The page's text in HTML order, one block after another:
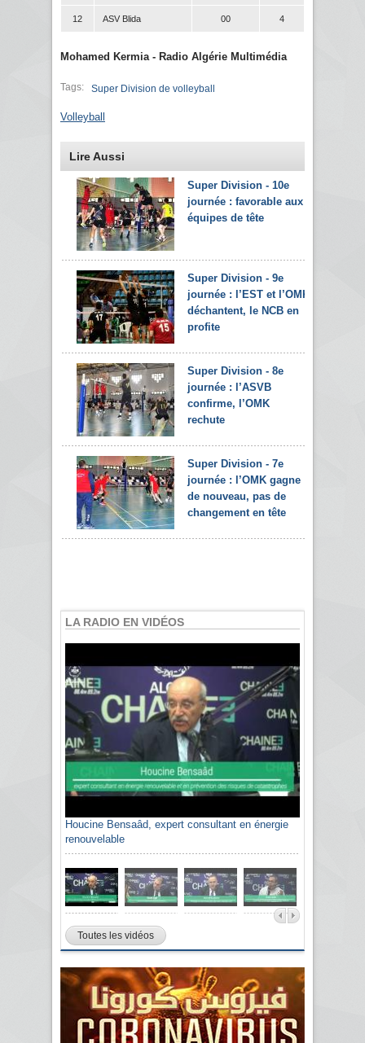
12 ASV Blida 00 4
Mohamed Kermia - Radio Algérie Multimédia
Tags: Super Division de volleyball
Volleyball
Lire Aussi
Super Division - 10e
journée : favorable aux
équipes de tête
Super Division - 9e
journée : l’EST et l’OMK
déchantent, le NCB en
profite
Super Division - 8e
journée : l’ASVB
confirme, l’OMK
rechute
Super Division - 7e
journée : l’OMK gagne
de nouveau, pas de
changement en tête
LA RADIO EN VIDÉOS
Houcine Bensaâd, expert consultant en énergie
renouvelable
Toutes les vidéos